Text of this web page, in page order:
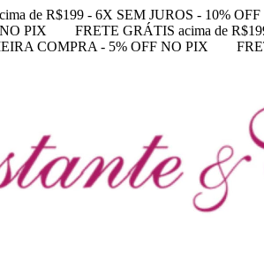
de R$199 - 6X SEM JUROS - 10%
PIX
FRETE GRÁTIS acima de
COMPRA - 5% OFF NO PIX